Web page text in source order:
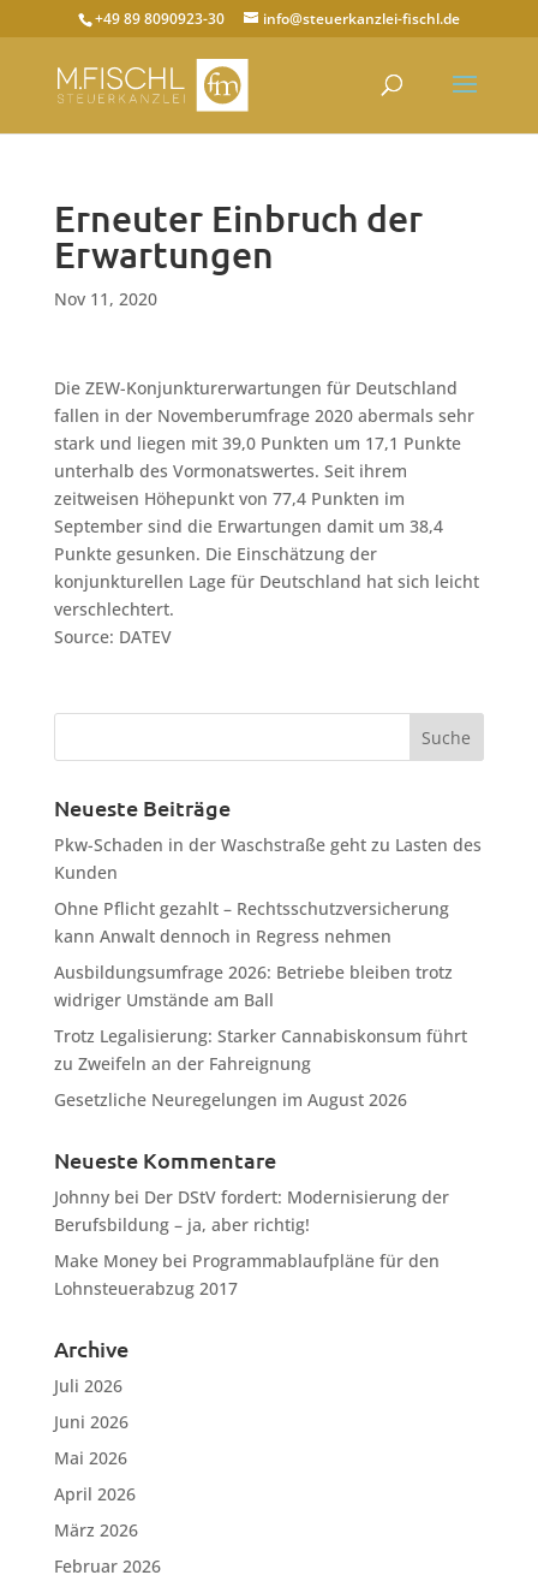
+49 89 8090923-30 info@steuerkanzlei-fischl.de
Erneuter Einbruch der
Erwartungen
Nov 11, 2020
Die ZEW-Konjunkturerwartungen für Deutschland
fallen in der Novemberumfrage 2020 abermals sehr
stark und liegen mit 39,0 Punkten um 17,1 Punkte
unterhalb des Vormonatswertes. Seit ihrem
zeitweisen Höhepunkt von 77,4 Punkten im
September sind die Erwartungen damit um 38,4
Punkte gesunken. Die Einschätzung der
konjunkturellen Lage für Deutschland hat sich leicht
verschlechtert.
Source: DATEV
Neueste Beiträge
Pkw-Schaden in der Waschstraße geht zu Lasten des
Kunden
Ohne Pflicht gezahlt – Rechtsschutzversicherung
kann Anwalt dennoch in Regress nehmen
Ausbildungsumfrage 2026: Betriebe bleiben trotz
widriger Umstände am Ball
Trotz Legalisierung: Starker Cannabiskonsum führt
zu Zweifeln an der Fahreignung
Gesetzliche Neuregelungen im August 2026
Neueste Kommentare
Johnnybei Der DStV fordert: Modernisierung der
Berufsbildung – ja, aber richtig!
Make Moneybei Programmablaufpläne für den
Lohnsteuerabzug 2017
Archive
Juli 2026
Juni 2026
Mai 2026
April 2026
März 2026
Februar 2026